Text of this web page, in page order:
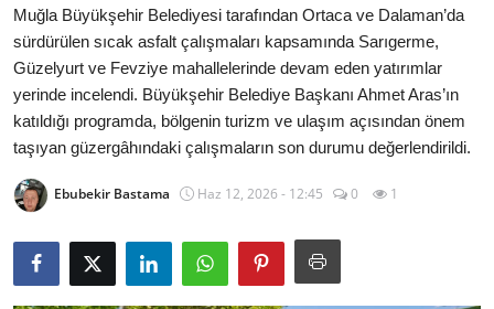
Valilikler
Gallery
Bakanlıklar
İl / İlçe Başkanlıkları
İlçeler
Muğla Büyükşehir Belediyesi tarafından Ortaca ve Dalaman’da
sürdürülen sıcak asfalt çalışmaları kapsamında Sarıgerme,
Güzelyurt ve Fevziye mahallelerinde devam eden yatırımlar
yerinde incelendi. Büyükşehir Belediye Başkanı Ahmet Aras’ın
katıldığı programda, bölgenin turizm ve ulaşım açısından önem
taşıyan güzergâhındaki çalışmaların son durumu değerlendirildi.
Ebubekir Bastama Haz 12, 2026 - 12:45 0 1